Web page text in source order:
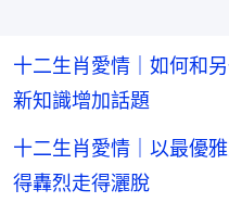
十二生肖愛情｜如何和
新知識增加話題
十二生肖愛情｜以最優
得轟烈走得灑脫